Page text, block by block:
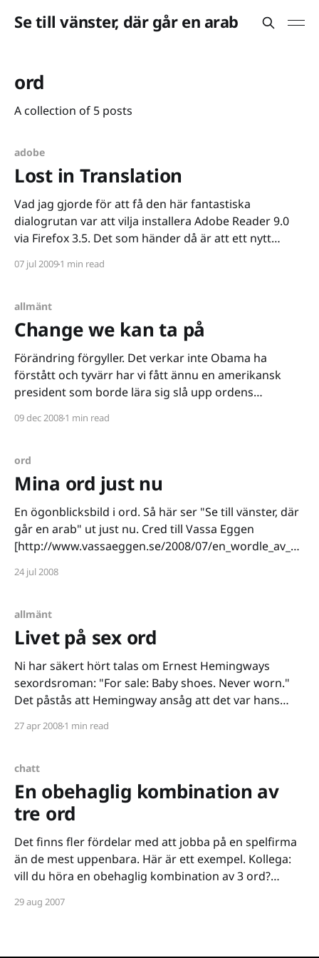
Se till vänster, där går en arab
ord
A collection of 5 posts
adobe
Lost in Translation
Vad jag gjorde för att få den här fantastiska
dialogrutan var att vilja installera Adobe Reader 9.0
via Firefox 3.5. Det som händer då är att ett nytt
Reader och installerar det. Sen satt jag och stirrade
07 jul 20091 min read
allmänt
Change we kan ta på
Förändring förgyller. Det verkar inte Obama ha
förstått och tyvärr har vi fått ännu en amerikansk
president som borde lära sig slå upp ordens
change i mitt liv. Som konsult är det rätt givet att man
09 dec 20081 min read
ord
Mina ord just nu
En ögonblicksbild i ord. Så här ser "Se till vänster, där
går en arab" ut just nu. Cred till Vassa Eggen
[http://www.vassaeggen.se/2008/07/en_wordle_av_va
[http://wordle.net/] - det funkar även att klistra in den
24 jul 2008
allmänt
Livet på sex ord
Ni har säkert hört talas om Ernest Hemingways
sexordsroman: "For sale: Baby shoes. Never worn."
Det påstås att Hemingway ansåg att det var hans
kortfattad som möjligt. Tidningen Wired
27 apr 20081 min read
chatt
En obehaglig kombination av
tre ord
Det finns fler fördelar med att jobba på en spelfirma
än de mest uppenbara. Här är ett exempel. Kollega:
vill du höra en obehaglig kombination av 3 ord?
ollonhålet Kollega: haha Naseer: 😀 Naseer: how
29 aug 2007